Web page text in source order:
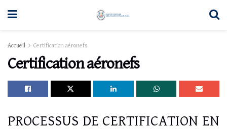
Accueil Certification aéronefs
Certification aéronefs
PROCESSUS DE CERTIFICATION EN